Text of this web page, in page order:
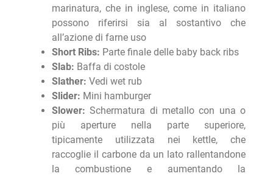
marinatura, che in inglese, come in italiano
possono riferirsi sia al sostantivo che
all’azione di farne uso
Short Ribs: Parte finale delle baby back ribs
Slab: Baffa di costole
Slather: Vedi wet rub
Slider: Mini hamburger
Slower:Schermatura di metallo con una o
più aperture nella parte superiore,
tipicamente utilizzata nei kettle, che
raccoglie il carbone da un lato rallentandone
la combustione e aumentando la